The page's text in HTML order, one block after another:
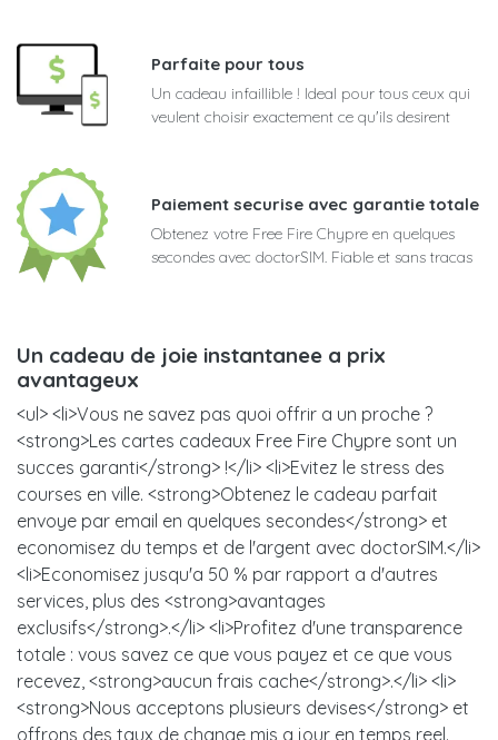
Parfaite pour tous
Un cadeau infaillible ! Ideal pour tous ceux qui
veulent choisir exactement ce qu'ils desirent
Paiement securise avec garantie totale
Obtenez votre Free Fire Chypre en quelques
secondes avec doctorSIM. Fiable et sans tracas
Un cadeau de joie instantanee a prix
avantageux
<ul> <li>Vous ne savez pas quoi offrir a un proche ?
<strong>Les cartes cadeaux Free Fire Chypre sont un
succes garanti</strong> !</li> <li>Evitez le stress des
courses en ville. <strong>Obtenez le cadeau parfait
envoye par email en quelques secondes</strong> et
economisez du temps et de l'argent avec doctorSIM.</li>
<li>Economisez jusqu'a 50 % par rapport a d'autres
services, plus des <strong>avantages
exclusifs</strong>.</li> <li>Profitez d'une transparence
totale : vous savez ce que vous payez et ce que vous
recevez, <strong>aucun frais cache</strong>.</li> <li>
<strong>Nous acceptons plusieurs devises</strong> et
offrons des taux de change mis a jour en temps reel.